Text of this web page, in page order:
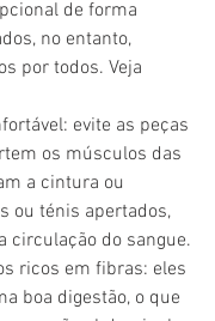
de forma
no entanto,
por todos. Veja
evite as peças
os músculos das
a cintura ou
ou ténis apertados,
circulação do sangue.
ricos em fibras: eles
boa digestão, o que